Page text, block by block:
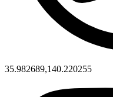
35.982689,140.220255